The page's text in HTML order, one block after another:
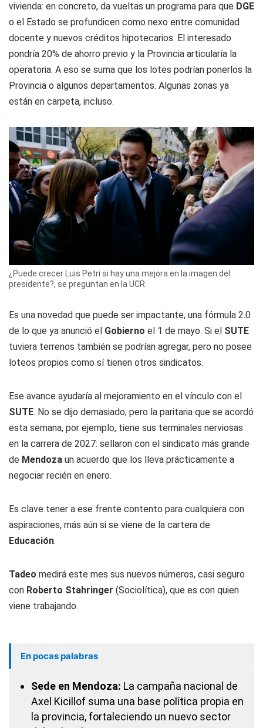
vivienda: en concreto, da vueltas un programa para que DGE
o el Estado se profundicen como nexo entre comunidad
docente y nuevos créditos hipotecarios. El interesado
pondría 20% de ahorro previo y la Provincia articularía la
operatoria. A eso se suma que los lotes podrían ponerlos la
Provincia o algunos departamentos. Algunas zonas ya
están en carpeta, incluso.
¿Puede crecer Luis Petri si hay una mejora en la imagen del
presidente?, se preguntan en la UCR.
Es una novedad que puede ser impactante, una fórmula 2.0
de lo que ya anunció el Gobierno el 1 de mayo. Si el SUTE
tuviera terrenos también se podrían agregar, pero no posee
loteos propios como sí tienen otros sindicatos.
Ese avance ayudaría al mejoramiento en el vínculo con el
SUTE. No se dijo demasiado, pero la paritaria que se acordó
esta semana, por ejemplo, tiene sus terminales nerviosas
en la carrera de 2027: sellaron con el sindicato más grande
de Mendoza un acuerdo que los lleva prácticamente a
negociar recién en enero.
Es clave tener a ese frente contento para cualquiera con
aspiraciones, más aún si se viene de la cartera de
Educación.
Tadeo medirá este mes sus nuevos números, casi seguro
con Roberto Stahringer (Sociolítica), que es con quien
viene trabajando.
En pocas palabras
Sede en Mendoza: La campaña nacional de
Axel Kicillof suma una base política propia en
la provincia, fortaleciendo un nuevo sector